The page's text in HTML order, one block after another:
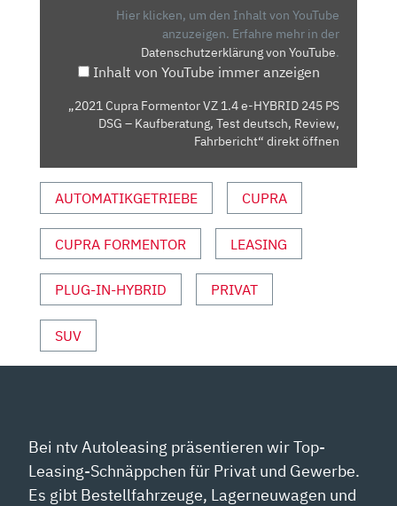
TEST
DEUTSCH,
REVIEW,
FAHRBERICHT“
YOUTUBE
ANZEIGEN
Hier klicken, um den Inhalt von YouTube
anzuzeigen. Erfahre mehr in der
Datenschutzerklärung von YouTube.
Inhalt von YouTube immer anzeigen
„2021 Cupra Formentor VZ 1.4 e-HYBRID 245 PS
DSG – Kaufberatung, Test deutsch, Review,
Fahrbericht“ direkt öffnen
AUTOMATIKGETRIEBE CUPRA
CUPRA FORMENTOR LEASING
PLUG-IN-HYBRID PRIVAT
SUV
Bei ntv Autoleasing präsentieren wir Top-
Leasing-Schnäppchen für Privat und Gewerbe.
Es gibt Bestellfahrzeuge, Lagerneuwagen und